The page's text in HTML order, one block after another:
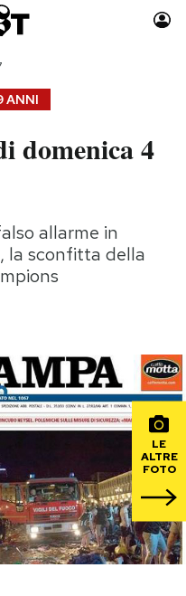
Moda
Storie/Idee
Ok Boomer!
Media
Mondiali calcio 2026
ANNI
domenica 4
allarme in
la sconfitta della
LE
ALTRE
FOTO